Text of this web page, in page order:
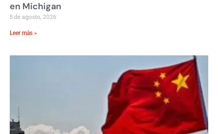
en Michigan
5 de agosto, 2026
Leer más »